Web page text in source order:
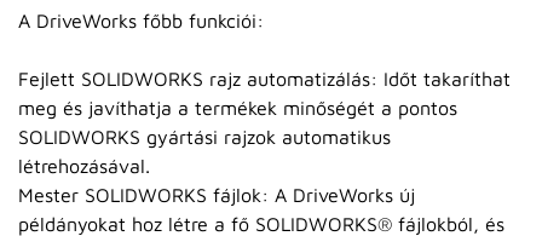
A DriveWorks főbb funkciói:
Fejlett SOLIDWORKS rajz automatizálás: Időt takaríthat
meg és javíthatja a termékek minőségét a pontos
SOLIDWORKS gyártási rajzok automatikus
létrehozásával.
Mester SOLIDWORKS fájlok: A DriveWorks új
példányokat hoz létre a fő SOLIDWORKS® fájlokból, és